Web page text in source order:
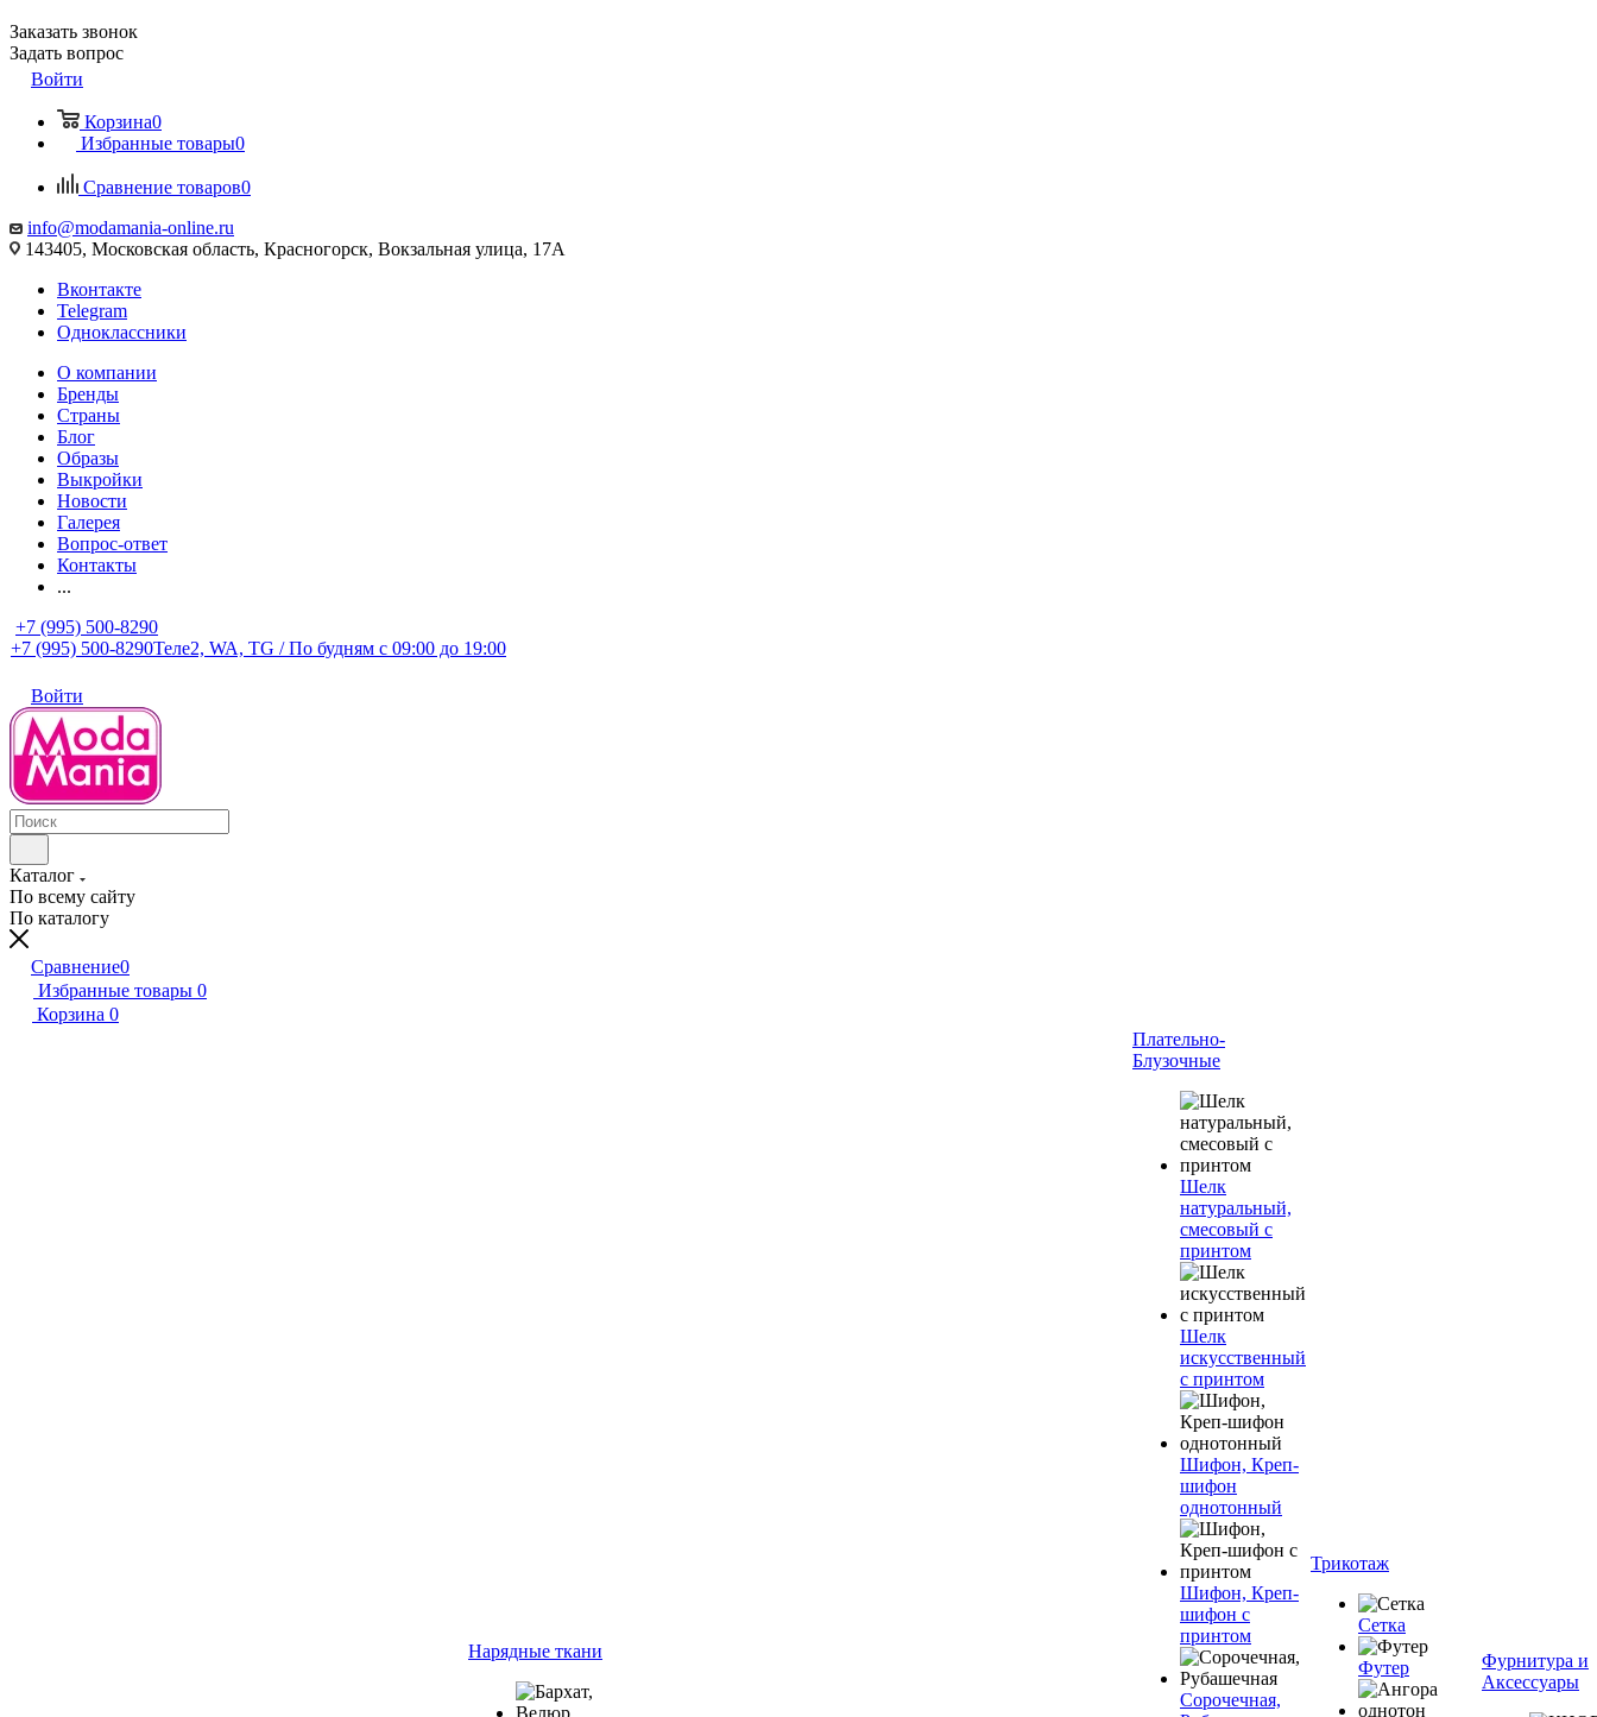
Заказать звонок
Задать вопрос
Войти
Корзина0
Избранные товары0
Сравнение товаров0
info@modamania-online.ru
143405, Московская область, Красногорск, Вокзальная улица, 17А
Вконтакте
Telegram
Одноклассники
О компании
Бренды
Страны
Блог
Образы
Выкройки
Новости
Галерея
Вопрос-ответ
Контакты
...
+7 (995) 500-8290
+7 (995) 500-8290Теле2, WA, TG / По будням c 09:00 до 19:00
Войти
Каталог
По всему сайту
По каталогу
Сравнение0
Избранные товары 0
Корзина 0
Нарядные ткани
Плательно-
Блузочные
Шелк
натуральный,
смесовый с
принтом
Шелк
искусственный
с принтом
Шифон, Креп-
шифон
однотонный
Шифон, Креп-
шифон с
принтом
Сорочечная,
Трикотаж
Сетка
Футер
Фурнитура и
Аксессуары